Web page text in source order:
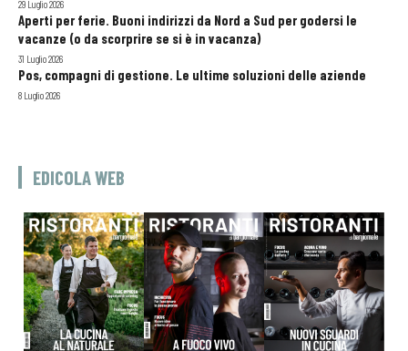
29 Luglio 2026
Aperti per ferie. Buoni indirizzi da Nord a Sud per godersi le
vacanze (o da scorprire se si è in vacanza)
31 Luglio 2026
Pos, compagni di gestione. Le ultime soluzioni delle aziende
8 Luglio 2026
EDICOLA WEB